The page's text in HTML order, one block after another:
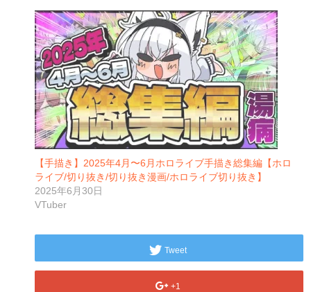
【手描き】2025年4月〜6月ホロライブ手描き総集編【ホロ
ライブ/切り抜き/切り抜き漫画/ホロライブ切り抜き】
2025年6月30日
VTuber
Tweet
+1